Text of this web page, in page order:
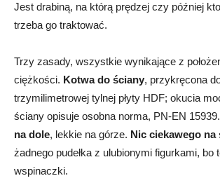
Jest drabiną, na którą prędzej czy później
trzeba go traktować.
Trzy zasady, wszystkie wynikające z
ciężkości. Kotwa do ściany, przykręcona
trzymilimetrowej tylnej płyty HDF; okucia
ściany opisuje osobna norma, PN-EN 15939.
na dole, lekkie na górze. Nic ciekawego na
żadnego pudełka z ulubionymi figurkami, bo
wspinaczki.